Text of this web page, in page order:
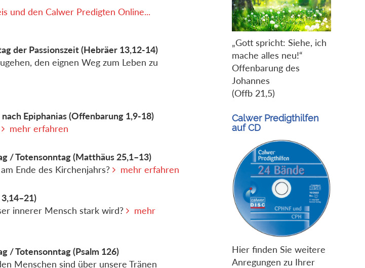
und den Calwer Predigten Online...
der Passionszeit(Hebräer 13,12-14)
den eignen Weg zum Leben zu
Epiphanias(Offenbarung 1,9-18)
mehr erfahren
/ Totensonntag(Matthäus 25,1–13)
Ende des Kirchenjahrs?
mehr erfahren
innerer Mensch stark wird?
mehr
/ Totensonntag(Psalm 126)
Menschen sind über unsere Tränen
„Gott spricht: Siehe, ich
mache alles neu!“
Offenbarung des
Johannes
(Offb 21,5)
Calwer Predigthilfen
auf CD
Hier finden Sie weitere
Anregungen zu Ihrer